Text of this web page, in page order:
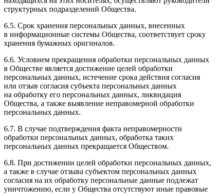
структурных подразделений Общества.
6.5. Срок хранения персональных данных, внесенных
в информационные системы Общества, соответствует сроку
хранения бумажных оригиналов.
6.6. Условием прекращения обработки персональных данных
в Обществе является достижение целей обработки
персональных данных, истечение срока действия согласия
или отзыв согласия субъекта персональных данных
на обработку его персональных данных, ликвидация
Общества, а также выявление неправомерной обработки
персональных данных.
6.7. В случае подтверждения факта неправомерности
обработки персональных данных, обработка таких
персональных данных прекращается Обществом.
6.8. При достижении целей обработки персональных данных,
а также в случае отзыва субъектом персональных данных
согласия на их обработку персональные данные подлежат
уничтожению, если у Общества отсутствуют иные правовые